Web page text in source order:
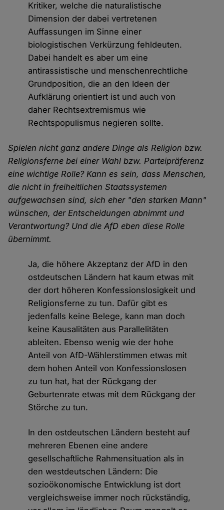
Kritiker, welche die naturalistische
Dimension der dabei vertretenen
Auffassungen im Sinne einer
biologistischen Verkürzung fehldeuten.
Dabei handelt es aber um eine
antirassistische und menschenrechtliche
Grundposition, die an den Ideen der
Aufklärung orientiert ist und auch von
daher Rechtsextremismus wie
Rechtspopulismus negieren sollte.
Spielen nicht ganz andere Dinge als Religion bzw.
Religionsferne bei einer Wahl bzw. Parteipräferenz
eine wichtige Rolle? Kann es sein, dass Menschen,
die nicht in freiheitlichen Staatssystemen
aufgewachsen sind, sich eher "den starken Mann"
wünschen, der Entscheidungen abnimmt und
Verantwortung? Und die AfD eben diese Rolle
übernimmt.
Ja, die höhere Akzeptanz der AfD in den
ostdeutschen Ländern hat kaum etwas mit
der dort höheren Konfessionslosigkeit und
Religionsferne zu tun. Dafür gibt es
jedenfalls keine Belege, kann man doch
keine Kausalitäten aus Parallelitäten
ableiten. Ebenso wenig wie der hohe
Anteil von AfD-Wählerstimmen etwas mit
dem hohen Anteil von Konfessionslosen
zu tun hat, hat der Rückgang der
Geburtenrate etwas mit dem Rückgang der
Störche zu tun.
In den ostdeutschen Ländern besteht auf
mehreren Ebenen eine andere
gesellschaftliche Rahmensituation als in
den westdeutschen Ländern: Die
sozioökonomische Entwicklung ist dort
vergleichsweise immer noch rückständig,